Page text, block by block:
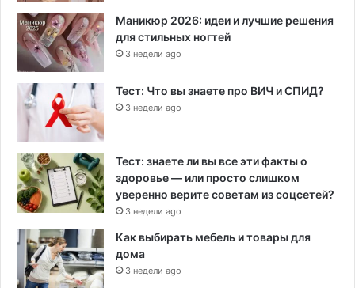
Маникюр 2026: идеи и лучшие решения
для стильных ногтей
3 недели ago
Тест: Что вы знаете про ВИЧ и СПИД?
3 недели ago
Тест: знаете ли вы все эти факты о
здоровье — или просто слишком
уверенно верите советам из соцсетей?
3 недели ago
Как выбирать мебель и товары для
дома
3 недели ago